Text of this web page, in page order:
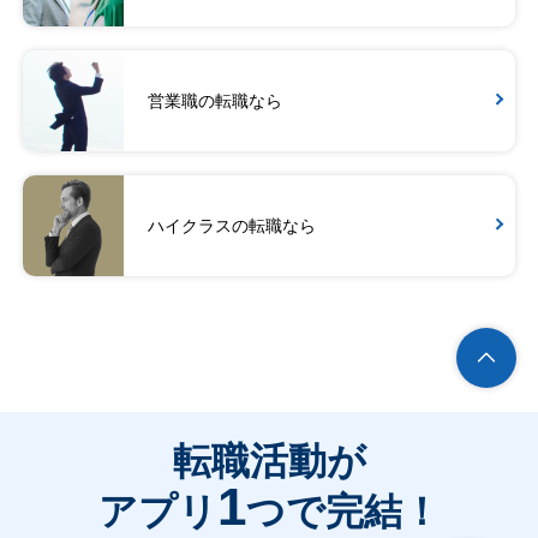
営業職の転職なら
ハイクラスの転職なら
転職活動が
アプリ 1つで完結！